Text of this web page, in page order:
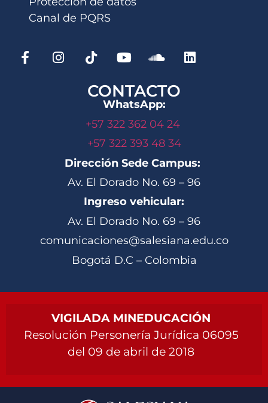
Canal de PQRS
CONTACTO
WhatsApp:
+57 322 362 04 24
+57 322 393 48 34
Dirección Sede Campus:
Av. El Dorado No. 69 – 96
Ingreso vehicular:
Av. El Dorado No. 69 – 96
comunicaciones@salesiana.edu.co
Bogotá D.C – Colombia
VIGILADA MINEDUCACIÓN
Resolución Personería Jurídica 06095
del 09 de abril de 2018